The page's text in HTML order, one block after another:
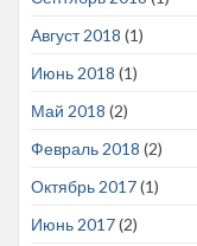
Август 2018 (1)
Июнь 2018 (1)
Май 2018 (2)
Февраль 2018 (2)
Октябрь 2017(1)
Июнь 2017(2)